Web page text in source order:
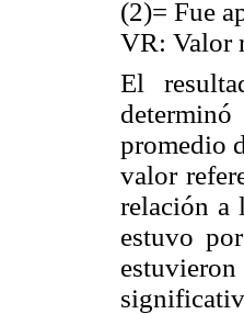
(2)= Fue
VR: Valor
El
promedio
valor
relación a
estuvo